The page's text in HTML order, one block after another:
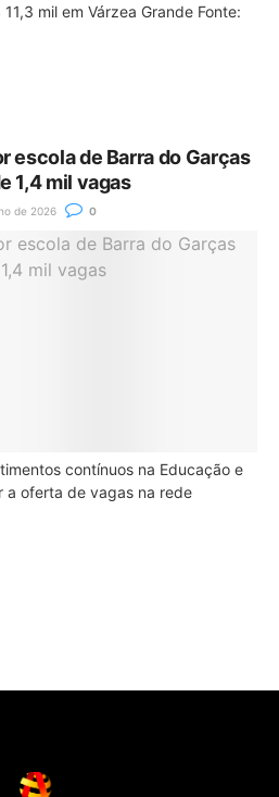
mil em Várzea Grande Fonte:
escola de Barra do Garças
1,4 mil vagas
de 2026 0
contínuos na Educação e
a oferta de vagas na rede